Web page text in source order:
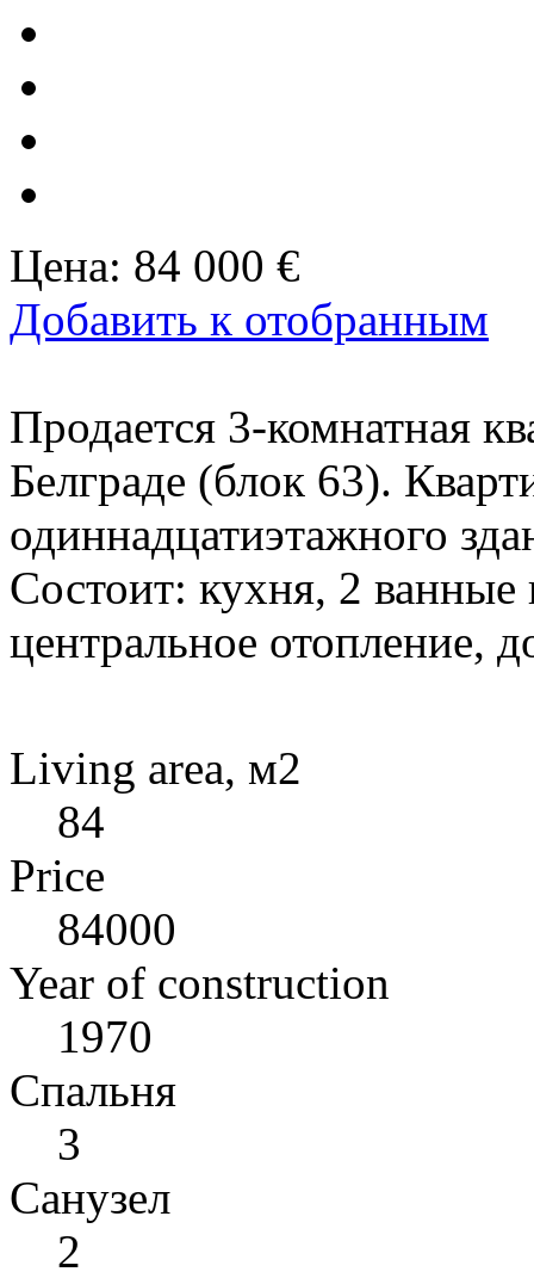
Цена: 84 000 €
Добавить к отобранным
Продается 3-комнатная
Белграде (блок 63).
одиннадцатиэтажного
Состоит: кухня, 2
центральное отопление,
Living area, м2
84
Price
84000
Year of construction
1970
Спальня
3
Санузел
2